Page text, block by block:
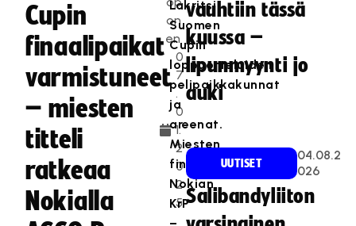
Cupin
finaalipaikat
varmistuneet
– miesten
titteli
ratkeaa
Nokialla
on
en
0
7
.
0
1.
2
0
2
5
Lakritsi
Suomen
Cupin
loppuotteluiden
pelipaikkakunnat
ja
areenat.
Miesten
finaali
Nokian
KrP
vauhtiin tässä
kuussa –
lipunmyynti jo
auki
UUTISET
04.08.2
026
Salibandyliiton